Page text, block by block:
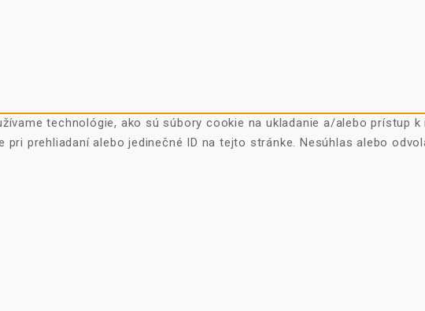
technológie, ako sú súbory cookie na ukladanie a/alebo prístup
pri prehliadaní alebo jedinečné ID na tejto stránke. Nesúhlas alebo